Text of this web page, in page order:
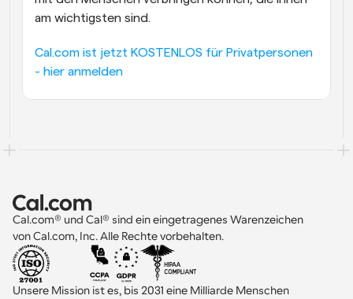
am wichtigsten sind.
Cal.com ist jetzt KOSTENLOS für Privatpersonen
- hier anmelden
Cal.com® und Cal® sind ein eingetragenes Warenzeichen
von Cal.com, Inc. Alle Rechte vorbehalten.
Unsere Mission ist es, bis 2031 eine Milliarde Menschen